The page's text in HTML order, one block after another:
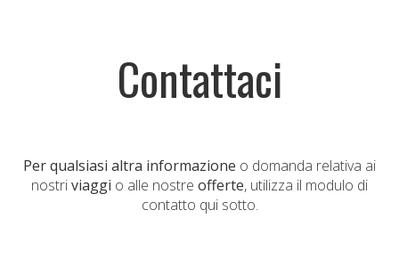
Contattaci
Per qualsiasi altra informazione o domanda relativa ai
nostriviaggi o alle nostre offerte, utilizza il modulo di
contatto qui sotto.